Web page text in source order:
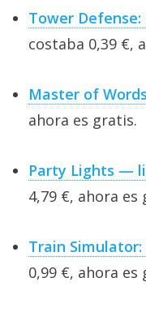
Tower
costaba 0,39 €,
Master of
ahora es gratis.
Party Lights —
4,79 €, ahora es
Train
0,99 €, ahora es